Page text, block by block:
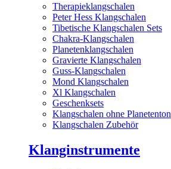
Therapieklangschalen
Peter Hess Klangschalen
Tibetische Klangschalen Sets
Chakra-Klangschalen
Planetenklangschalen
Gravierte Klangschalen
Guss-Klangschalen
Mond Klangschalen
Xl Klangschalen
Geschenksets
Klangschalen ohne Planetenton
Klangschalen Zubehör
Klanginstrumente